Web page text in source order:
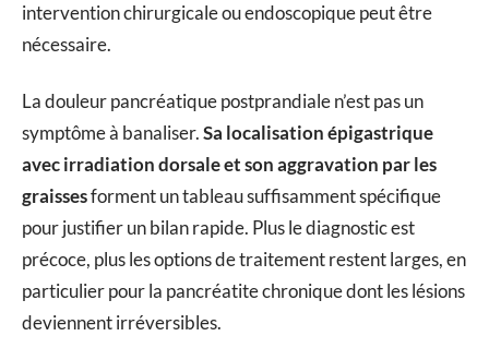
intervention chirurgicale ou endoscopique peut être
nécessaire.
La douleur pancréatique postprandiale n’est pas un
symptôme à banaliser.Sa localisation épigastrique
avec irradiation dorsale et son aggravation par les
graissesforment un tableau suffisamment spécifique
pour justifier un bilan rapide. Plus le diagnostic est
précoce, plus les options de traitement restent larges, en
particulier pour la pancréatite chronique dont les lésions
deviennent irréversibles.